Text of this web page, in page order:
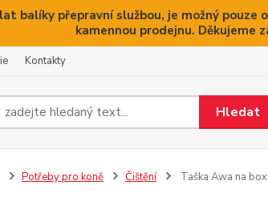
balíky přepravní službou, je možný
kamennou prodejnu. Děkujeme
Kontakty
Hledat
Potřeby pro koně Čištění Taška Awa na